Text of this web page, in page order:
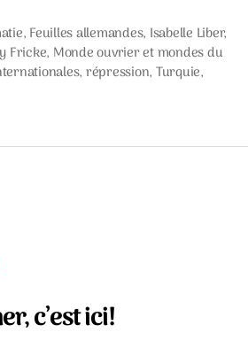
, Feuilles allemandes, Isabelle Liber,
Fricke, Monde ouvrier et mondes du
, répression, Turquie,
c’est ici!